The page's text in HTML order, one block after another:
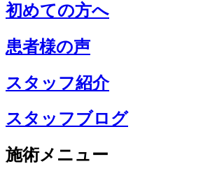
初めての方へ
患者様の声
スタッフ紹介
スタッフブログ
施術メニュー